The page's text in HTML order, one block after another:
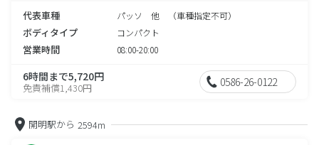
代表車種 パッソ 他 （車種指定不可）
ボディタイプ コンパクト
営業時間 08:00-20:00
6時間まで5,720円
免責補償1,430円 0586-26-0122
開明駅から 2594m